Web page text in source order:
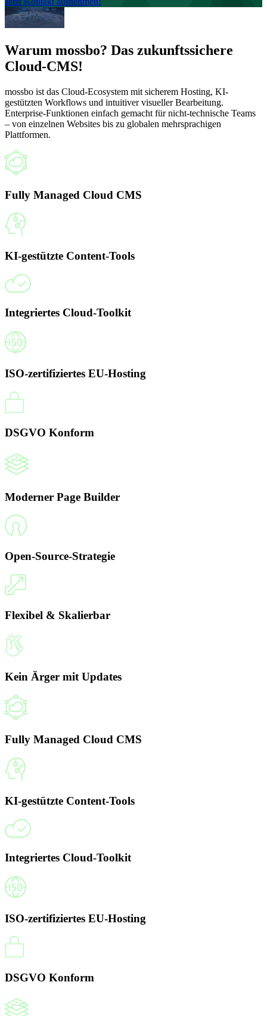
Warum mossbo? Das zukunftssichere
Cloud-CMS!
mossbo ist das Cloud-Ecosystem mit sicherem Hosting, KI-
gestützten Workflows und intuitiver visueller Bearbeitung.
Enterprise-Funktionen einfach gemacht für nicht-technische Teams
– von einzelnen Websites bis zu globalen mehrsprachigen
Plattformen.
Fully Managed Cloud CMS
KI-gestützte Content-Tools
Integriertes Cloud-Toolkit
ISO-zertifiziertes EU-Hosting
DSGVO Konform
Moderner Page Builder
Open-Source-Strategie
Flexibel & Skalierbar
Kein Ärger mit Updates
Fully Managed Cloud CMS
KI-gestützte Content-Tools
Integriertes Cloud-Toolkit
ISO-zertifiziertes EU-Hosting
DSGVO Konform